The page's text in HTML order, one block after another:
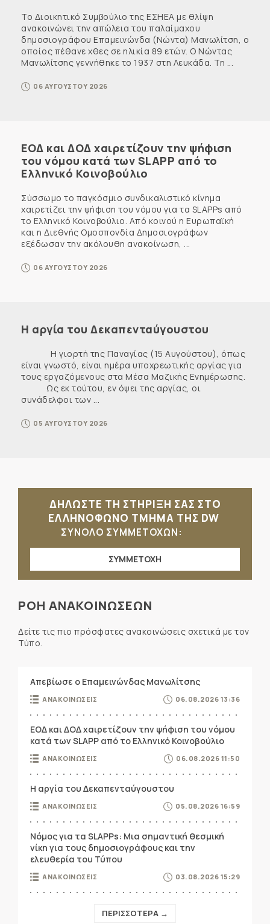
Το Διοικητικό Συμβούλιο της ΕΣΗΕΑ με θλίψη
ανακοινώνει την απώλεια του παλαίμαχου
δημοσιογράφου Επαμεινώνδα (Νώντα) Μανωλίτση, ο
οποίος πέθανε χθες σε ηλικία 89 ετών. Ο Νώντας
Μανωλίτσης γεννήθηκε το 1937 στη Λευκάδα. Τη ...
06 ΑΥΓΟΥΣΤΟΥ 2026
ΕΟΔ και ΔΟΔ χαιρετίζουν την ψήφιση
του νόμου κατά των SLAPP από το
Ελληνικό Κοινοβούλιο
Σύσσωμο το παγκόσμιο συνδικαλιστικό κίνημα
χαιρετίζει την ψήφιση του νόμου για τα SLAPPs από
το Ελληνικό Κοινοβούλιο. Από κοινού η Ευρωπαϊκή
και η Διεθνής Ομοσπονδία Δημοσιογράφων
εξέδωσαν την ακόλουθη ανακοίνωση, ...
06 ΑΥΓΟΥΣΤΟΥ 2026
Η αργία του Δεκαπενταύγουστου
Η γιορτή της Παναγίας (15 Αυγούστου), όπως
είναι γνωστό, είναι ημέρα υποχρεωτικής αργίας για
τους εργαζόμενους στα Μέσα Μαζικής Ενημέρωσης.
Ως εκ τούτου, εν όψει της αργίας, οι
συνάδελφοι των ...
05 ΑΥΓΟΥΣΤΟΥ 2026
ΔΗΛΩΣΤΕ ΤΗ ΣΤΗΡΙΞΗ ΣΑΣ ΣΤΟ
ΕΛΛΗΝΟΦΩΝΟ ΤΜΗΜΑ ΤΗΣ DW
ΣΥΝΟΛΟ ΣΥΜΜΕΤΟΧΩΝ:
ΣΥΜΜΕΤΟΧΗ
ΡΟΗ ΑΝΑΚΟΙΝΩΣΕΩΝ
Δείτε τις πιο πρόσφατες ανακοινώσεις σχετικά με τον
Τύπο.
Απεβίωσε ο Επαμεινώνδας Μανωλίτσης
ΑΝΑΚΟΙΝΩΣΕΙΣ 06.08.2026 13:36
ΕΟΔ και ΔΟΔ χαιρετίζουν την ψήφιση του νόμου
κατά των SLAPP από το Ελληνικό Κοινοβούλιο
ΑΝΑΚΟΙΝΩΣΕΙΣ 06.08.2026 11:50
Η αργία του Δεκαπενταύγουστου
ΑΝΑΚΟΙΝΩΣΕΙΣ 05.08.2026 16:59
Νόμος για τα SLAPPs: Μια σημαντική θεσμική
νίκη για τους δημοσιογράφους και την
ελευθερία του Τύπου
ΑΝΑΚΟΙΝΩΣΕΙΣ 03.08.2026 15:29
ΠΕΡΙΣΣΟΤΕΡΑ →